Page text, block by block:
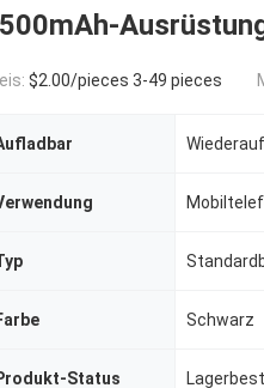
$2.00/pieces 3-49 pieces
Schwarz
Status